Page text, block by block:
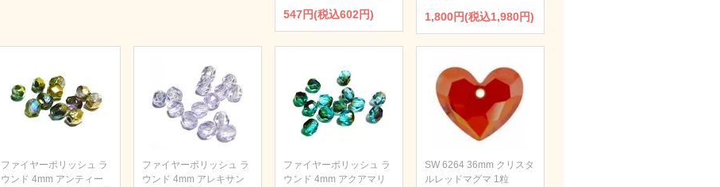
547円(税込602円) 1,800円(税込1,980円)
ファイヤーポリッシュ ラ
ウンド 4mm アンティー
ファイヤーポリッシュ ラ
ウンド 4mm アレキサン
ファイヤーポリッシュ ラ
ウンド 4mm アクアマリ
SW 6264 36mm クリスタ
ルレッドマグマ 1粒